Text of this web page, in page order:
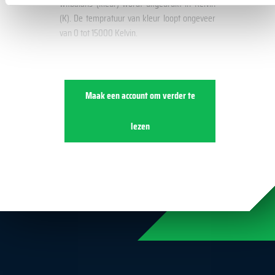
witbalans (kleur) wordt uitgedrukt in Kelvin
(K). De tempratuur van kleur loopt ongeveer
van 0 tot 15000 Kelvin.
Maak een account om verder te
lezen